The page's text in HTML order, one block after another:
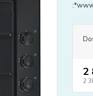
2
2